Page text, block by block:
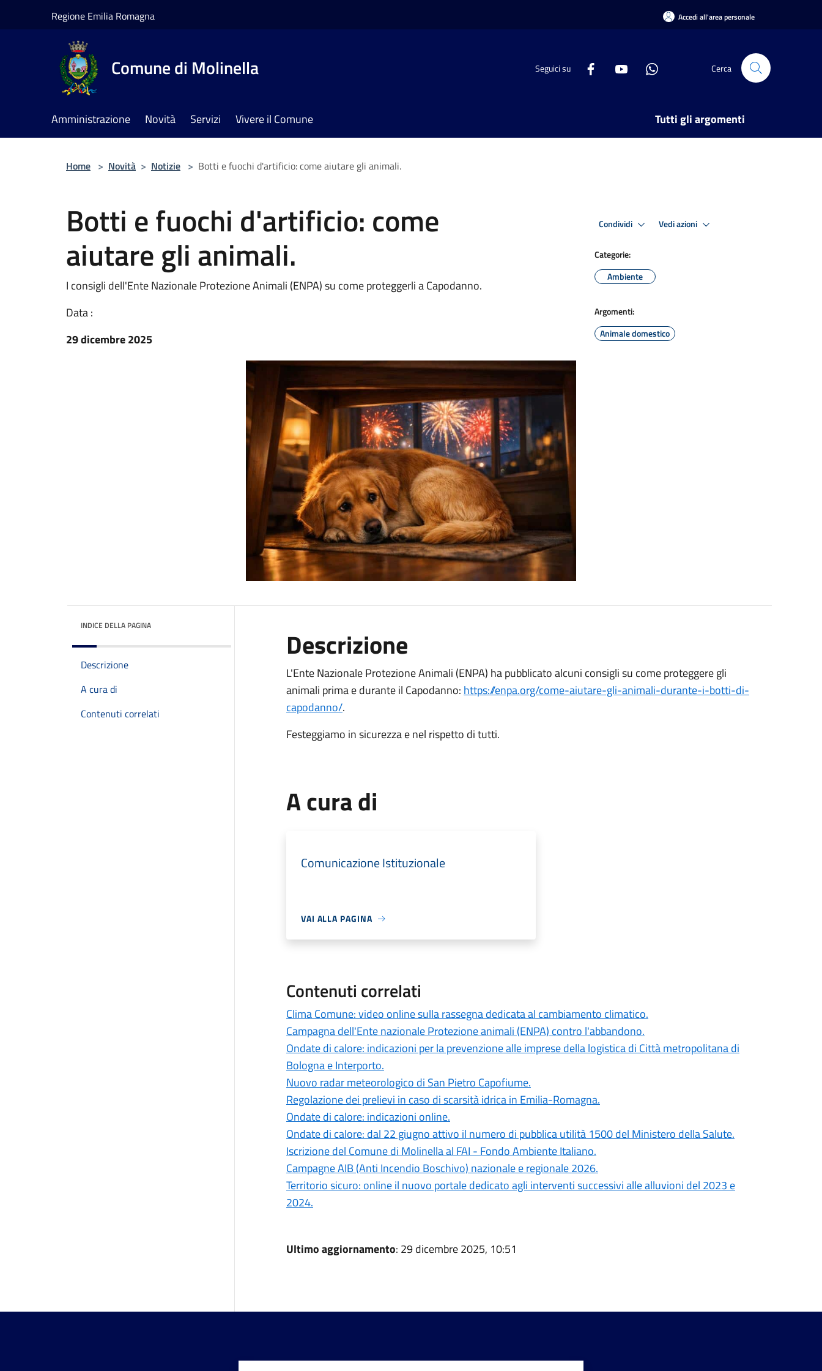
Regione Emilia Romagna Accedi all'area personale
Comune di Molinella Seguici su Cerca
Amministrazione Novità Servizi Vivere il Comune Tutti gli argomenti
Home > Novità > Notizie > Botti e fuochi d'artificio: come aiutare gli animali.
Botti e fuochi d'artificio: come
aiutare gli animali.
I consigli dell'Ente Nazionale Protezione Animali (ENPA) su come proteggerli a Capodanno.
Data :
29 dicembre 2025
Condividi Vedi azioni
Categorie:
Ambiente
Argomenti:
Animale domestico
INDICE DELLA PAGINA
Descrizione
A cura di
Contenuti correlati
Descrizione
L'Ente Nazionale Protezione Animali (ENPA) ha pubblicato alcuni consigli su come proteggere gli
animali prima e durante il Capodanno: https://enpa.org/come-aiutare-gli-animali-durante-i-botti-di-
capodanno/.
Festeggiamo in sicurezza e nel rispetto di tutti.
A cura di
Comunicazione Istituzionale
VAI ALLA PAGINA
Contenuti correlati
Clima Comune: video online sulla rassegna dedicata al cambiamento climatico.
Campagna dell'Ente nazionale Protezione animali (ENPA) contro l'abbandono.
Ondate di calore: indicazioni per la prevenzione alle imprese della logistica di Città metropolitana di
Bologna e Interporto.
Nuovo radar meteorologico di San Pietro Capofiume.
Regolazione dei prelievi in caso di scarsità idrica in Emilia-Romagna.
Ondate di calore: indicazioni online.
Ondate di calore: dal 22 giugno attivo il numero di pubblica utilità 1500 del Ministero della Salute.
Iscrizione del Comune di Molinella al FAI - Fondo Ambiente Italiano.
Campagne AIB (Anti Incendio Boschivo) nazionale e regionale 2026.
Territorio sicuro: online il nuovo portale dedicato agli interventi successivi alle alluvioni del 2023 e
2024.
Ultimo aggiornamento: 29 dicembre 2025, 10:51